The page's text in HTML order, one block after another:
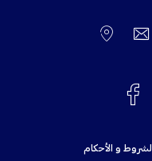
الشروط و الأحكام